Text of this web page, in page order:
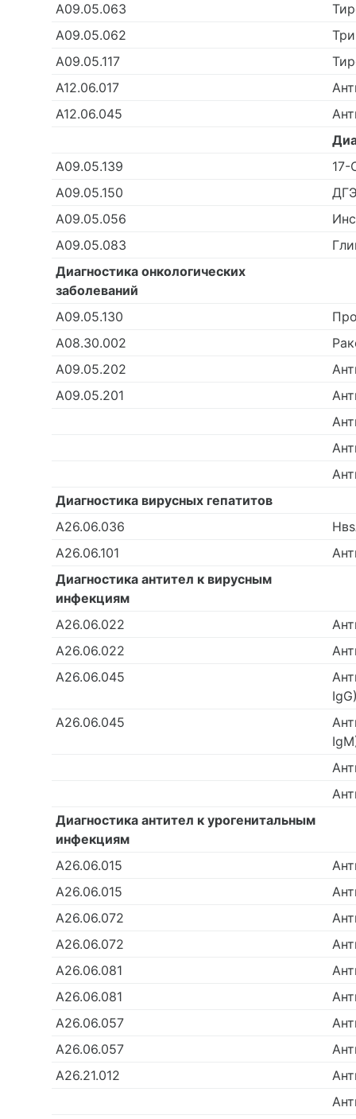
А09.05.063
А09.05.062
А09.05.117
А12.06.017
А12.06.045
А09.05.139
17-
А09.05.150
А09.05.056
А09.05.083
Диагностика онкологических
заболеваний
А09.05.130
А08.30.002
А09.05.202
А09.05.201
Диагностика вирусных гепатитов
А26.06.036
А26.06.101
Диагностика антител к вирусным
инфекциям
А26.06.022
А26.06.022
А26.06.045
А26.06.045
Диагностика антител к урогенитальным
инфекциям
А26.06.015
А26.06.015
А26.06.072
А26.06.072
А26.06.081
А26.06.081
А26.06.057
А26.06.057
А26.21.012